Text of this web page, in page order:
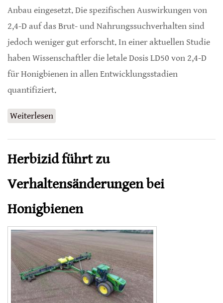
Anbau eingesetzt. Die spezifischen Auswirkungen von
2,4-D auf das Brut- und Nahrungssuchverhalten sind
jedoch weniger gut erforscht. In einer aktuellen Studie
haben Wissenschaftler die letale Dosis LD50 von 2,4-D
für Honigbienen in allen Entwicklungsstadien
quantifiziert.
Weiterlesen
Herbizid führt zu
Verhaltensänderungen bei
Honigbienen